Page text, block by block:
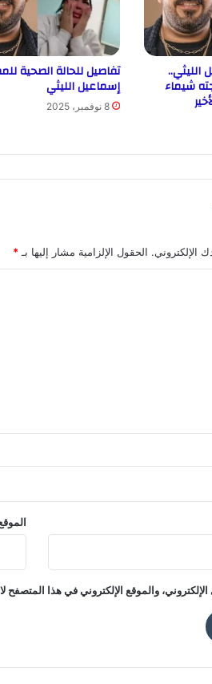
الليثي..
شيماء
تفاصيل للحالة الصحية
إسماعيل الليثي
8 نوفمبر، 2025
الإلكتروني. الحقول الإلزامية مشار إليها بـ *
والموقع الإلكتروني في هذا المتصفح